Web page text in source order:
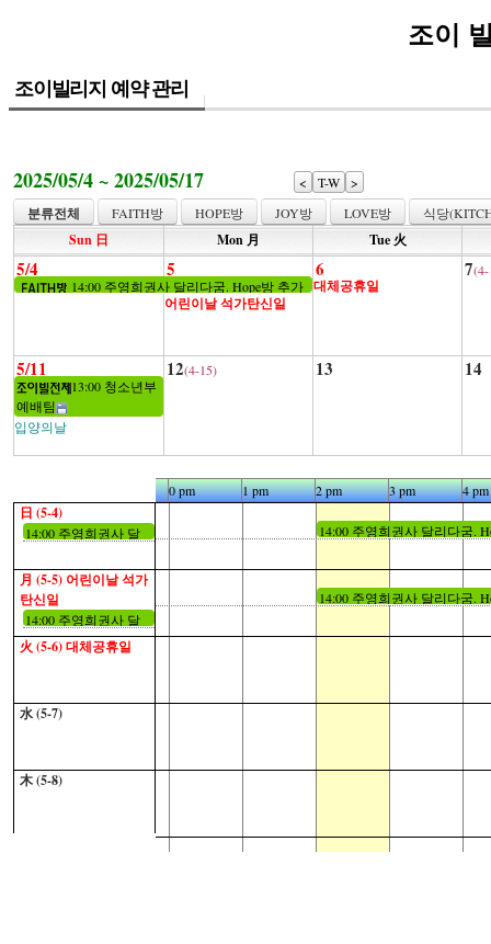
조이
조이빌리지 예약 관리
2025/05/4 ~ 2025/05/17 < T-W >
분류전체 FAITH방 HOPE방 JOY방 LOVE방 식당
Sun 日 Mon 月 Tue 火
5/4
14:00 주영희권사 달리다굼. Hope방 추가
5
어린이날 석가탄신일
6
대체공휴일
7
5/11
13:00 청소년부
예배팀
입양의날
12(4-15) 13 14
0 pm 1 pm 2 pm 3 pm 4 pm
日 (5-4)
14:00 주영희권사 달
月 (5-5) 어린이날 석가
탄신일
14:00 주영희권사 달
리다굼. Hope방 추가
火 (5-6)대체공휴일
水 (5-7)
木 (5-8)
14:00 주영희권사 달리다굼.
14:00 주영희권사 달리다굼.